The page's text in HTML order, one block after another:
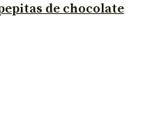
de chocolate